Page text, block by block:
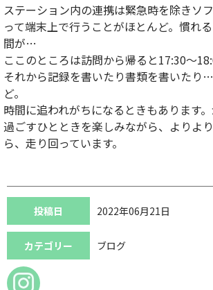
ステーション内の連携は緊急時を除きソ
って端末上で行うことがほとんど。慣れ
間が…
ここのところは訪問から帰ると17:30～
それから記録を書いたり書類を書いたり
ど。
時間に追われがちになるときもあります
過ごすひとときを楽しみながら、よりよ
ら、走り回っています。
投稿日 2022年06月21日
カテゴリー ブログ